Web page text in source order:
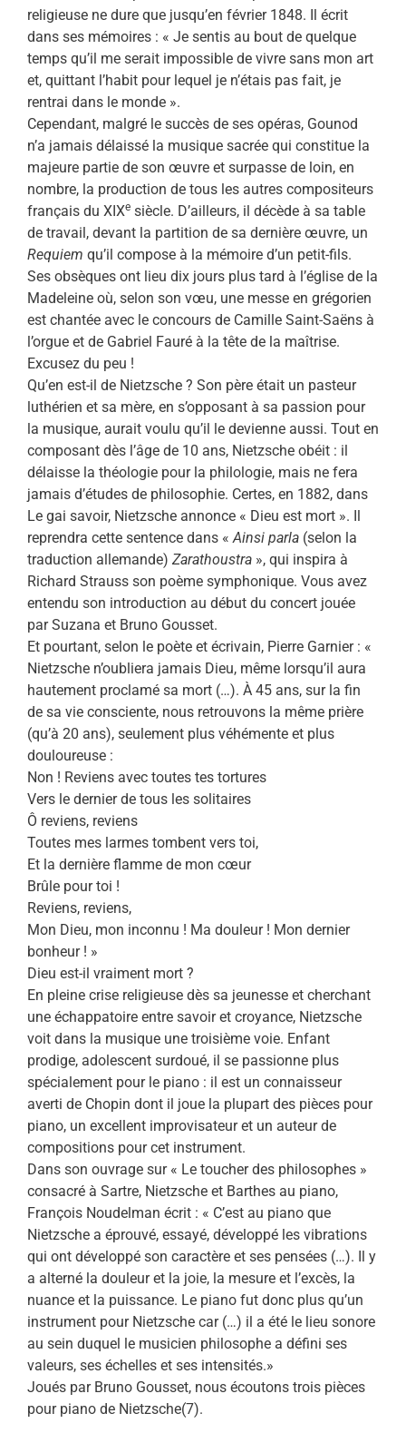
religieuse ne dure que jusqu’en février 1848. Il écrit
dans ses mémoires : « Je sentis au bout de quelque
temps qu’il me serait impossible de vivre sans mon art
et, quittant l’habit pour lequel je n’étais pas fait, je
rentrai dans le monde ».
Cependant, malgré le succès de ses opéras, Gounod
n’a jamais délaissé la musique sacrée qui constitue la
majeure partie de son œuvre et surpasse de loin, en
nombre, la production de tous les autres compositeurs
français du XIXe siècle. D’ailleurs, il décède à sa table
de travail, devant la partition de sa dernière œuvre, un
Requiem qu’il compose à la mémoire d’un petit-fils.
Ses obsèques ont lieu dix jours plus tard à l’église de la
Madeleine où, selon son vœu, une messe en grégorien
est chantée avec le concours de Camille Saint-Saëns à
l’orgue et de Gabriel Fauré à la tête de la maîtrise.
Excusez du peu !
Qu’en est-il de Nietzsche ? Son père était un pasteur
luthérien et sa mère, en s’opposant à sa passion pour
la musique, aurait voulu qu’il le devienne aussi. Tout en
composant dès l’âge de 10 ans, Nietzsche obéit : il
délaisse la théologie pour la philologie, mais ne fera
jamais d’études de philosophie. Certes, en 1882, dans
Le gai savoir, Nietzsche annonce « Dieu est mort ». Il
reprendra cette sentence dans « Ainsi parla (selon la
traduction allemande) Zarathoustra », qui inspira à
Richard Strauss son poème symphonique. Vous avez
entendu son introduction au début du concert jouée
par Suzana et Bruno Gousset.
Et pourtant, selon le poète et écrivain, Pierre Garnier : «
Nietzsche n’oubliera jamais Dieu, même lorsqu’il aura
hautement proclamé sa mort (…). À 45 ans, sur la fin
de sa vie consciente, nous retrouvons la même prière
(qu’à 20 ans), seulement plus véhémente et plus
douloureuse :
Non ! Reviens avec toutes tes tortures
Vers le dernier de tous les solitaires
Ô reviens, reviens
Toutes mes larmes tombent vers toi,
Et la dernière flamme de mon cœur
Brûle pour toi !
Reviens, reviens,
Mon Dieu, mon inconnu ! Ma douleur ! Mon dernier
bonheur ! »
Dieu est-il vraiment mort ?
En pleine crise religieuse dès sa jeunesse et cherchant
une échappatoire entre savoir et croyance, Nietzsche
voit dans la musique une troisième voie. Enfant
prodige, adolescent surdoué, il se passionne plus
spécialement pour le piano : il est un connaisseur
averti de Chopin dont il joue la plupart des pièces pour
piano, un excellent improvisateur et un auteur de
compositions pour cet instrument.
Dans son ouvrage sur « Le toucher des philosophes »
consacré à Sartre, Nietzsche et Barthes au piano,
François Noudelman écrit : « C’est au piano que
Nietzsche a éprouvé, essayé, développé les vibrations
qui ont développé son caractère et ses pensées (…). Il y
a alterné la douleur et la joie, la mesure et l’excès, la
nuance et la puissance. Le piano fut donc plus qu’un
instrument pour Nietzsche car (…) il a été le lieu sonore
au sein duquel le musicien philosophe a défini ses
valeurs, ses échelles et ses intensités.»
Joués par Bruno Gousset, nous écoutons trois pièces
pour piano de Nietzsche(7).